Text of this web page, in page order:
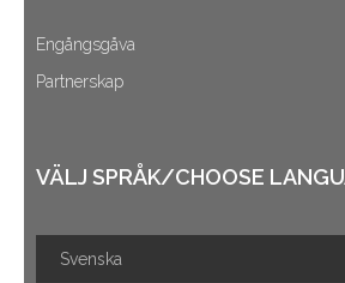
Engångsgåva
Partnerskap
VÄLJ SPRÅK/CHOOSE